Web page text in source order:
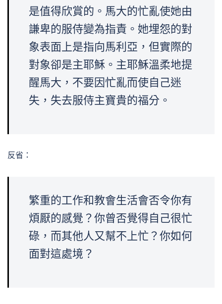
是值得欣賞的。馬大的忙亂使她由
謙卑的服侍變為指責。她埋怨的對
象表面上是指向馬利亞，但實際的
對象卻是主耶穌。主耶穌溫柔地提
醒馬大，不要因忙亂而使自己迷
失，失去服侍主寶貴的福分。
反省：
繁重的工作和教會生活會否令你有
煩厭的感覺？你曾否覺得自己很忙
碌，而其他人又幫不上忙？你如何
面對這處境？